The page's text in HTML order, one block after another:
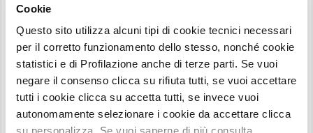
Cookie
Questo sito utilizza alcuni tipi di cookie tecnici necessari
per il corretto funzionamento dello stesso, nonché cookie
statistici e di Profilazione anche di terze parti. Se vuoi
negare il consenso clicca su rifiuta tutti, se vuoi accettare
tutti i cookie clicca su accetta tutti, se invece vuoi
autonomamente selezionare i cookie da accettare clicca
modello di ricerca, il quale apprende e migliora
nelle risposte fornite giorno dopo giorno;
contrasto alla disinformazione: selezionare
manualmente fonti affidabili, certe e
professionali, ti permette (nei limiti del
possibile) di evitare siti di fake news, molto